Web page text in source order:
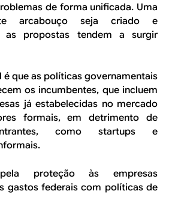
de forma unificada. Uma
arcabouço seja criado e
as propostas tendem a surgir
é que as políticas governamentais
os incumbentes, que incluem
já estabelecidas no mercado
formais, em detrimento de
como startups e
proteção às empresas
gastos federais com políticas de